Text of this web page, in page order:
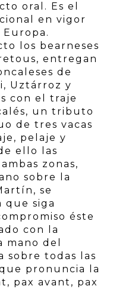
oral. Es el
en vigor
los bearneses
entregan
de
Uztárroz y
con el traje
un tributo
de tres vacas
pelaje y
ello las
zonas,
sobre la
se
que siga
éste
con la
mano del
sobre todas las
pronuncia la
pax avant, pax